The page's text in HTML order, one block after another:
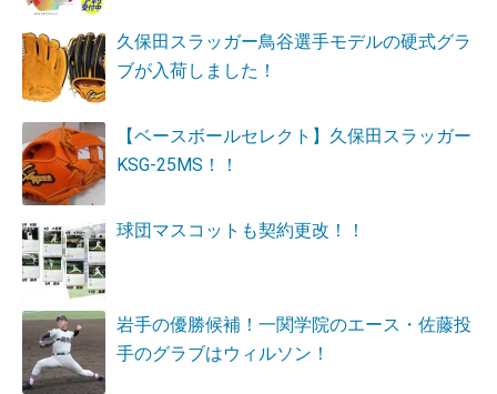
久保田スラッガー鳥谷選手モデルの硬式グラ
ブが入荷しました！
【ベースボールセレクト】久保田スラッガー
KSG-25MS！！
球団マスコットも契約更改！！
岩手の優勝候補！一関学院のエース・佐藤投
手のグラブはウィルソン！